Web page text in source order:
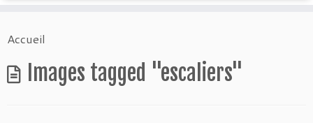
toAccueil
Images tagged "escaliers"